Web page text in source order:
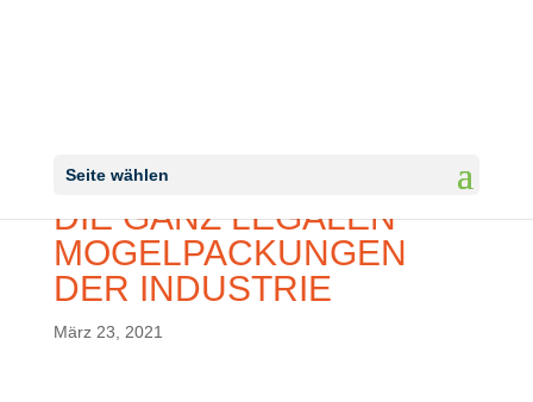
Seite wählen
LEBENSMITTELSIEGEL –
DIE GANZ LEGALEN
MOGELPACKUNGEN
DER INDUSTRIE
März 23, 2021